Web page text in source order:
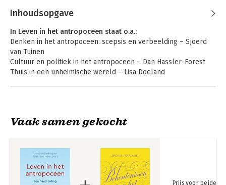
Making
Inhoudsopgave
In Leven in het antropoceen staat o.a.:
Denken in het antropoceen: scepsis en verbeelding – Sjoerd
van Tuinen
Cultuur en politiek in het antropoceen – Dan Hassler-Forest
Thuis in een unheimische wereld – Lisa Doeland
Oosterling
Vaak samen gekocht
Prijs voor beide